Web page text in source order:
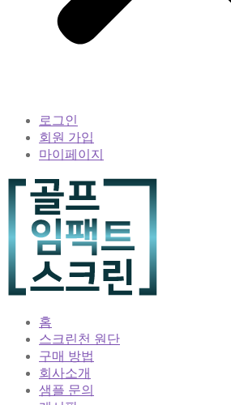
로그인
회원 가입
마이페이지
홈
스크린천 원단
구매 방법
회사소개
샘플 문의